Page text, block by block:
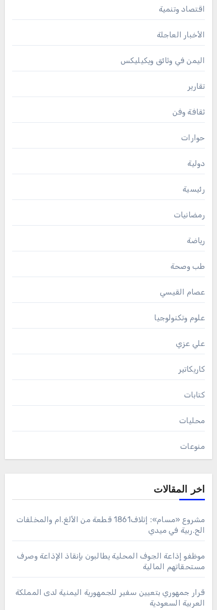
اقتصاد وتنمية
الأخبار العاجلة
اليمن في وثائق ويكيليكس
تقارير
ثقافة وفن
حوارات
دولية
رئيسية
رمضانيات
رياضة
طب وصحة
عصام القيسي
علوم وتكنولوجيا
علي عزي
كاريكاتير
كتابات
محليات
منوعات
اخر المقالات
مشروع «مسام»: إتلاف1861 قطعة من الألغ.ام والمخلفات
الح.ربية في ميدي
موظفو إذاعة الجوف المحلية يطالبون بإنقاذ الإذاعة وصرف
مستحقاتهم المالية
قرار جمهوري بتعيين سفير للجمهورية اليمنية لدى المملكة
العربية السعودية